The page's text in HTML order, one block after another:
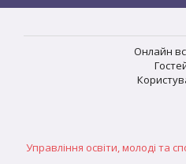
Онлайн
Управління освіти, молоді та